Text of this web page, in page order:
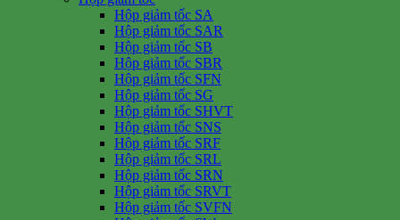
Hộp giảm tốc SA
Hộp giảm tốc SAR
Hộp giảm tốc SB
Hộp giảm tốc SBR
Hộp giảm tốc SFN
Hộp giảm tốc SG
Hộp giảm tốc SHVT
Hộp giảm tốc SNS
Hộp giảm tốc SRF
Hộp giảm tốc SRL
Hộp giảm tốc SRN
Hộp giảm tốc SRVT
Hộp giảm tốc SVFN